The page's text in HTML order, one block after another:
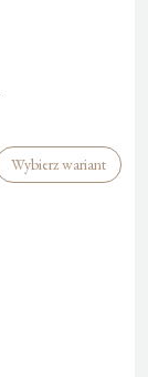
Wybierz wariant